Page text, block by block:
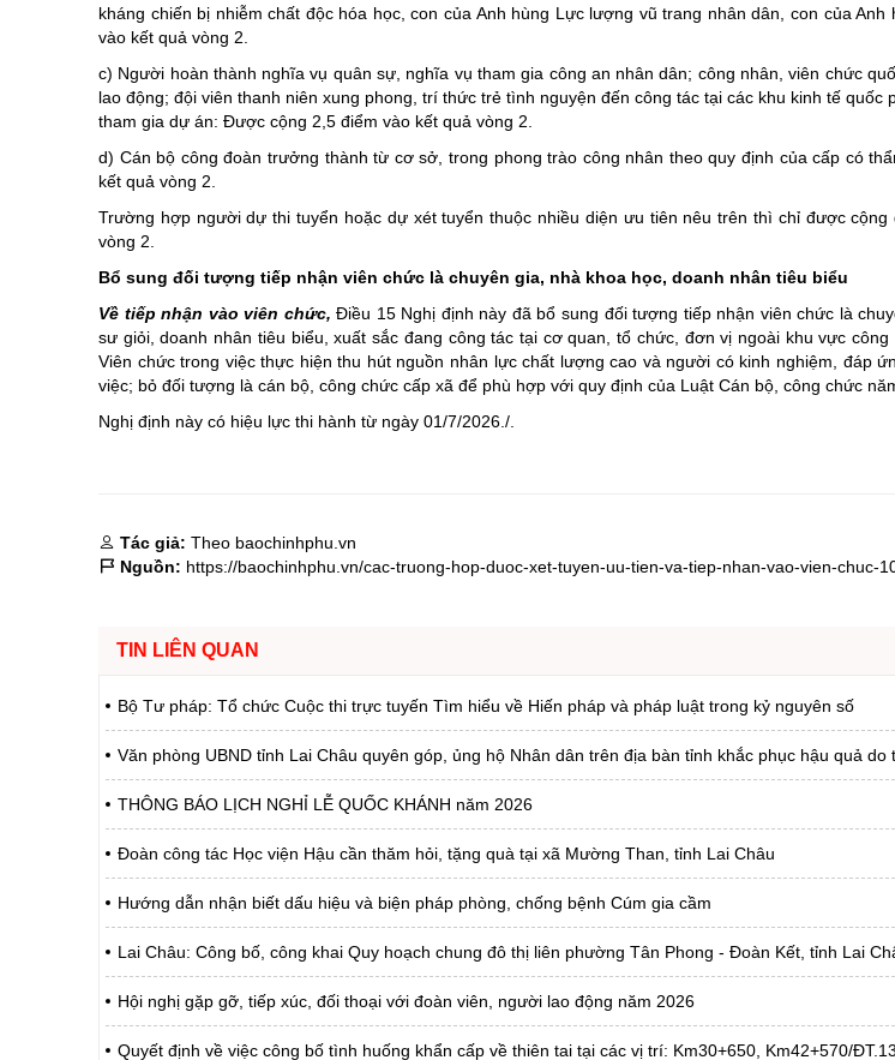
kháng chiến bị nhiễm chất độc hóa học, con của Anh hùng Lực lượng vũ trang nhân dân, con của
vào kết quả vòng 2.
c) Người hoàn thành nghĩa vụ quân sự, nghĩa vụ tham gia công an nhân dân; công nhân, viên chức
lao động; đội viên thanh niên xung phong, trí thức trẻ tình nguyện đến công tác tại các khu kinh tế quốc
tham gia dự án: Được cộng 2,5 điểm vào kết quả vòng 2.
d) Cán bộ công đoàn trưởng thành từ cơ sở, trong phong trào công nhân theo quy định của cấp có
kết quả vòng 2.
Trường hợp người dự thi tuyển hoặc dự xét tuyển thuộc nhiều diện ưu tiên nêu trên thì chỉ được
vòng 2.
Bổ sung đối tượng tiếp nhận viên chức là chuyên gia, nhà khoa học, doanh nhân tiêu biểu
Về tiếp nhận vào viên chức, Điều 15 Nghị định này đã bổ sung đối tượng tiếp nhận viên chức là
sư giỏi, doanh nhân tiêu biểu, xuất sắc đang công tác tại cơ quan, tổ chức, đơn vị ngoài khu vực
Viên chức trong việc thực hiện thu hút nguồn nhân lực chất lượng cao và người có kinh nghiệm, đáp
việc; bỏ đối tượng là cán bộ, công chức cấp xã để phù hợp với quy định của Luật Cán bộ, công chức
Nghị định này có hiệu lực thi hành từ ngày 01/7/2026./.
Tác giả: Theo baochinhphu.vn
Nguồn: https://baochinhphu.vn/cac-truong-hop-duoc-xet-tuyen-uu-tien-va-tiep-nhan-vao-vien-chuc-
TIN LIÊN QUAN
Bộ Tư pháp: Tổ chức Cuộc thi trực tuyến Tìm hiểu về Hiến pháp và pháp luật trong kỷ nguyên số
Văn phòng UBND tỉnh Lai Châu quyên góp, ủng hộ Nhân dân trên địa bàn tỉnh khắc phục hậu quả
THÔNG BÁO LỊCH NGHỈ LỄ QUỐC KHÁNH năm 2026
Đoàn công tác Học viện Hậu cần thăm hỏi, tặng quà tại xã Mường Than, tỉnh Lai Châu
Hướng dẫn nhận biết dấu hiệu và biện pháp phòng, chống bệnh Cúm gia cầm
Lai Châu: Công bố, công khai Quy hoạch chung đô thị liên phường Tân Phong - Đoàn Kết, tỉnh Lai
Hội nghị gặp gỡ, tiếp xúc, đối thoại với đoàn viên, người lao động năm 2026
Quyết định về việc công bố tình huống khẩn cấp về thiên tai tại các vị trí: Km30+650, Km42+570/